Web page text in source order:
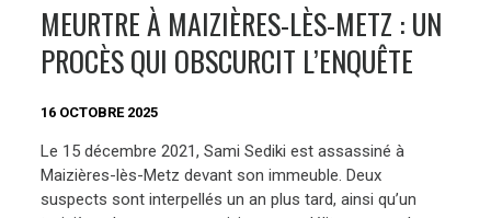
MEURTRE À MAIZIÈRES-LÈS-METZ : UN
PROCÈS QUI OBSCURCIT L’ENQUÊTE
16 OCTOBRE 2025
Le 15 décembre 2021, Sami Sediki est assassiné à
Maizières-lès-Metz devant son immeuble. Deux
suspects sont interpellés un an plus tard, ainsi qu’un